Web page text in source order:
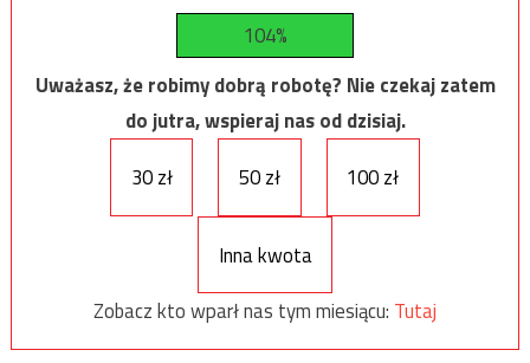
104%
Uważasz, że robimy dobrą robotę? Nie czekaj zatem
do jutra, wspieraj nas od dzisiaj.
30 zł
50 zł 100 zł
Inna kwota
Zobacz kto wparł nas tym miesiącu: Tutaj